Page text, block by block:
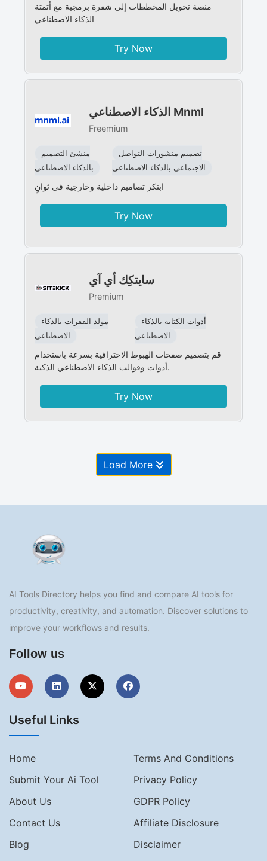
منصة تحويل المخططات إلى شفرة برمجية مع أتمتة
الذكاء الاصطناعي
Try Now
الذكاء الاصطناعي Mnml
Freemium
منشئ التصميم
بالذكاء الاصطناعي
تصميم منشورات التواصل
الاجتماعي بالذكاء الاصطناعي
ابتكر تصاميم داخلية وخارجية في ثوانٍ
Try Now
سايتكِك أي آي
Premium
مولد الفقرات بالذكاء
الاصطناعي
أدوات الكتابة بالذكاء
الاصطناعي
قم بتصميم صفحات الهبوط الاحترافية بسرعة باستخدام
أدوات وقوالب الذكاء الاصطناعي الذكية.
Try Now
Load More
AI Tools Directory helps you find and compare AI tools for
productivity, creativity, and automation. Discover solutions to
improve your workflows and results.
Follow us
Useful Links
Home
Terms And Conditions
Submit Your Ai Tool
Privacy Policy
About Us
GDPR Policy
Contact Us
Affiliate Disclosure
Blog
Disclaimer